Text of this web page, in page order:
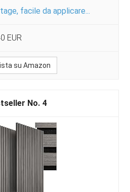
facile da applicare...
EUR
su Amazon
4